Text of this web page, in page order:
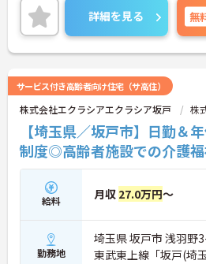
◆「学びたい」という意欲を全力で応援
す。資格取得支援制度を利用すれば、
者研修や実務者研修などの費用を会社
能です。資格を取得するごとにしっか
◆施設ごとの課題を話し合う「スタッ
グ」や、利用者様へのケアを考える「ケ
ァレンス」を実施しています。新人・
係なく意見交換を行い、みんなで解決
ラットな関係性です。また、虐待防止
じて「良いケア・悪いケア」の線引き
職員全員が安心して働ける、誇りを持
づくりに取り組んでいます。
詳細を見る 無
サービス付き高齢者向け住宅（サ高住）
株式会社エクラシアエクラシア坂戸 株
【埼玉県／坂戸市】日勤＆
制度◎高齢者施設での介護
給料 月収 27.0万円～
勤務地
埼玉県 坂戸市 浅羽野
東武東上線「坂戸(埼